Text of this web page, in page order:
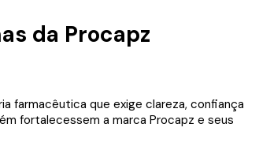
da Procapz
farmacêutica que exige clareza, confiança
fortalecessem a marca Procapz e seus